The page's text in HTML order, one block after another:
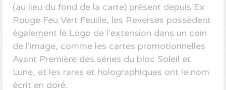
(au lieu du fond de la carte) présent depuis Ex
Rouge Feu Vert Feuille, les Reverses possèdent
également le Logo de l'extension dans un coin
de l'image, comme les cartes promotionnelles
Avant Première des séries du bloc Soleil et
Lune, et les rares et holographiques ont le nom
écrit en doré.